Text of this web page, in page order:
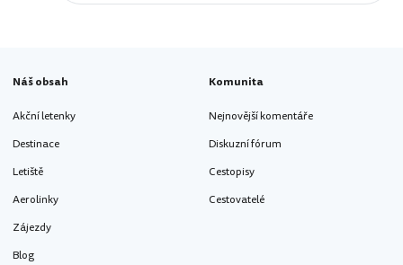
Náš obsah
Akční letenky
Destinace
Letiště
Aerolinky
Zájezdy
Blog
Komunita
Nejnovější komentáře
Diskuzní fórum
Cestopisy
Cestovatelé